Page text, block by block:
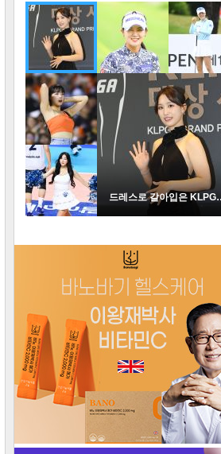
FOCUS
많이 본 뉴스
연예
스포츠 포토
2
더보기
인기포토
드레스